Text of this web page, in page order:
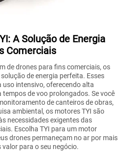
A Solução de Energia
Comerciais
de drones para fins comerciais, os
de energia perfeita. Esses
intensivo, oferecendo alta
de voo prolongados. Se você
de canteiros de obras,
ambiental, os motores TYI são
necessidades exigentes das
Escolha TYI para um motor
drones permaneçam no ar por mais
para o seu negócio.